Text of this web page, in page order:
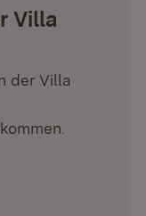
Villa
der Villa